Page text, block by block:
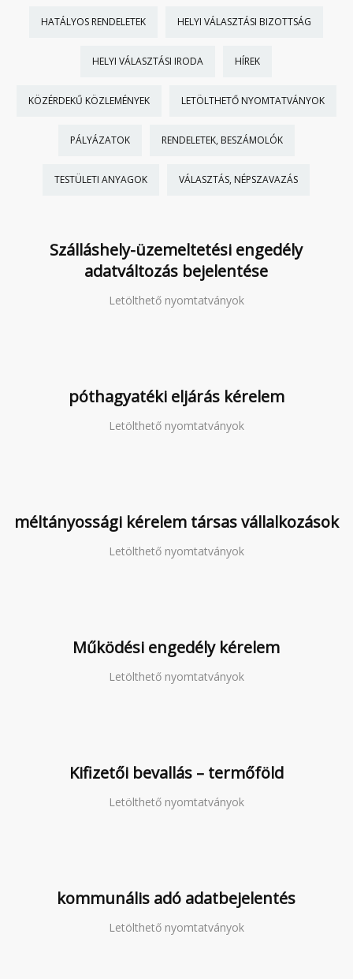
HATÁLYOS RENDELETEK HELYI VÁLASZTÁSI BIZOTTSÁG
HELYI VÁLASZTÁSI IRODA HÍREK
KÖZÉRDEKŰ KÖZLEMÉNYEK LETÖLTHETŐ NYOMTATVÁNYOK
PÁLYÁZATOK RENDELETEK, BESZÁMOLÓK
TESTÜLETI ANYAGOK VÁLASZTÁS, NÉPSZAVAZÁS
Szálláshely-üzemeltetési engedély
adatváltozás bejelentése
Letölthető nyomtatványok
póthagyatéki eljárás kérelem
Letölthető nyomtatványok
méltányossági kérelem társas vállalkozások
Letölthető nyomtatványok
Működési engedély kérelem
Letölthető nyomtatványok
Kifizetői bevallás – termőföld
Letölthető nyomtatványok
kommunális adó adatbejelentés
Letölthető nyomtatványok